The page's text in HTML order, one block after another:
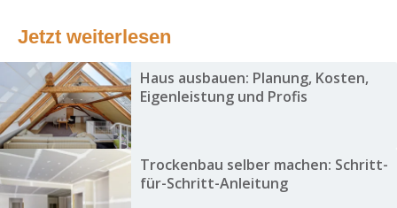
Jetzt weiterlesen
Haus ausbauen: Planung, Kosten,
Eigenleistung und Profis
Trockenbau selber machen: Schritt-
für-Schritt-Anleitung